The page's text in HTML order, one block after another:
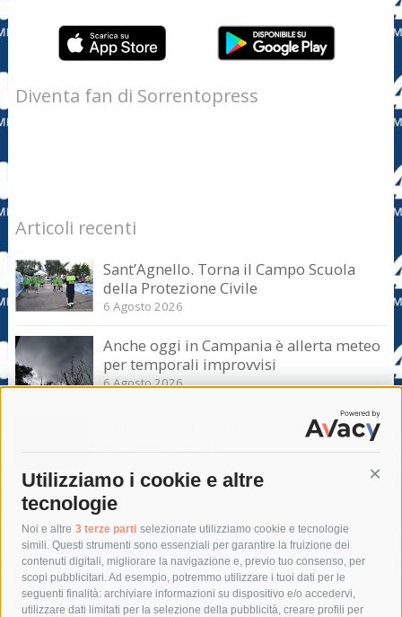
Utilizziamo i cookie e altre
tecnologie
Noi e altre 3 terze parti selezionate utilizziamo cookie e tecnologie
simili. Questi strumenti sono essenziali per garantire la fruizione dei
contenuti digitali, migliorare la navigazione e, previo tuo consenso, per
scopi pubblicitari. Ad esempio, potremmo utilizzare i tuoi dati per le
seguenti finalità: archiviare informazioni su dispositivo e/o accedervi,
utilizzare dati limitati per la selezione della pubblicità, creare profili per
Diventa fan di Sorrentopress
Articoli recenti
Sant’Agnello. Torna il Campo Scuola
della Protezione Civile
6 Agosto 2026
Anche oggi in Campania è allerta meteo
per temporali improvvisi
6 Agosto 2026
Domani e sabato interrotta la linea Eav
Tag
acqua allerta meteo
anas
area marina protetta di punta campanella
arresto